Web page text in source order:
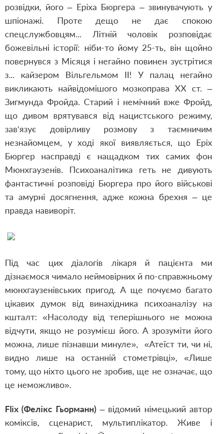
розвідки, його – Еріха Бюргера – звинувачують у
шпіонажі. Проте дещо не дає спокою
спецслужбовцям... Літній чоловік розповідає
божевільні історії: ніби-то йому 25-ть, він щойно
повернувся з Місяця і негайно повинен зустрітися
з... кайзером Вільгельмом ІІ! У палац негайно
викликають найвідомішого мозкоправа ХХ ст. –
Зигмунда Фройда. Старий і немічний вже Фройд,
що дивом врятувався від нацистського режиму,
зав’язує довірливу розмову з таємничим
незнайомцем, у ході якої виявляється, що Еріх
Бюргер насправді є нащадком тих самих фон
Мюнхгаузенів. Психоаналітика геть не дивують
фантастичні розповіді Бюргера про його військові
та амурні досягнення, адже кожна брехня – це
правда навиворіт.
Під час цих діалогів лікаря й пацієнта ми
дізнаємося чимало неймовірних й по-справжньому
мюнхгаузенівських пригод. А ще почуємо багато
цікавих думок від винахідника психоаналізу на
кшталт: «Насолоду від теперішнього не можна
відчути, якщо не розумієш його. А зрозуміти його
можна, лише пізнавши минуле», «Атеїст ти, чи ні,
видно лише на останній стометрівці», «Лише
тому, що ніхто цього не зробив, ще не означає, що
це неможливо».
Flix (Фелікс Гьорманн)– відомий німецький автор
коміксів, сценарист, мультиплікатор. Живе і